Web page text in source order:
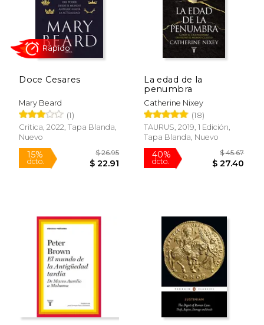
dcto. $ 29.71
Rápido
dcto. $
Doce Cesares
Mary Beard
(1)
Critica, 2022, Tapa Blanda,
Nuevo
Rápido
La edad de la
penumbra
Catherine Nixey
(18)
TAURUS, 2019, 1 Edición,
Tapa Blanda, Nuevo